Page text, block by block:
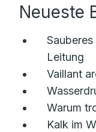
Neueste
Leitung
Vaillant
Warum
Kalk im